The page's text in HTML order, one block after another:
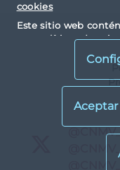
cookies
Este sitio web
con políticas de
visualizalos e
instaladas por
X